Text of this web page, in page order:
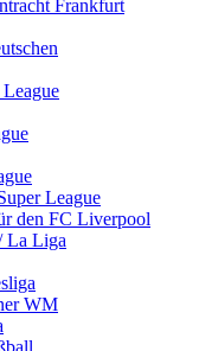
Frankfurt
League
den FC Liverpool
La Liga
WM